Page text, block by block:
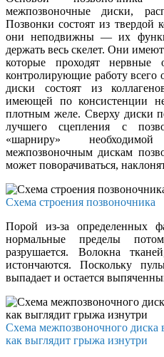
межпозвоночные диски,
Позвонки состоят из твердой
они неподвижны — их
держать весь скелет. Они
которые проходят нервные
контролирующие работу
диски состоят из
имеющей по консистенции
плотным желе. Сверху диски
лучшего сцепления с
«шарниру»
межпозвоночным дискам
может поворачиваться,
Схема строения позвоночника
Порой из-за определенных
нормальные пределы
разрушается. Волокна
истончаются. Поскольку
выпадает и остается
Схема межпозвоночного диска
как выглядит грыжа изнутри